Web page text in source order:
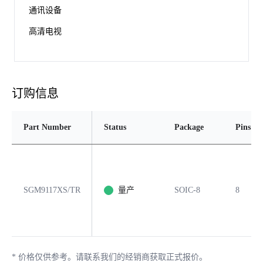
通讯设备
高清电视
订购信息
Part Number Status Package Pins
SGM9117XS/TR 量产 SOIC-8 8
* 价格仅供参考。请联系我们的经销商获取正式报价。